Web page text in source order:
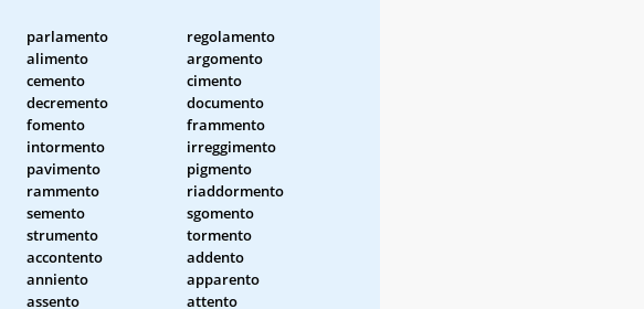
parlamento
regolamento
alimento
argomento
cemento
cimento
decremento
documento
fomento
frammento
intormento
irreggimento
pavimento
pigmento
rammento
riaddormento
semento
sgomento
strumento
tormento
accontento
addento
anniento
apparento
assento
attento